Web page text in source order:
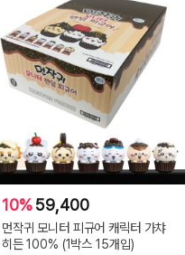
10%59,400
먼작귀 모니터 피규어 캐릭터 가챠
히든 100% (1박스 15개입)